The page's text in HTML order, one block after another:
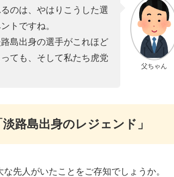
父ちゃん
のは、やはりこうした選
トですね。
島出身の選手がこれほど
ても、そして私たち虎党
路島出身のレジェンド」
先人がいたことをご存知でしょうか。